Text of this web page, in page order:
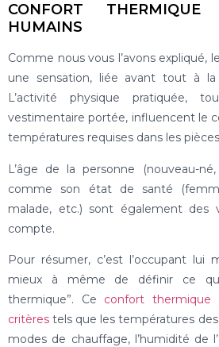
CONFORT
HUMAINS
Comme nous vous l’avons expliqué,
une sensation, liée avant tout à la
L’activité physique pratiquée,
vestimentaire portée, influencent le
températures requises dans les
L’âge de la personne (nouveau-
comme son état de santé
malade, etc.) sont également des
compte.
Pour résumer, c’est l’occupant
mieux à même de définir ce
thermique”. Ce confort thermique
critères tels que les températures
modes de chauffage, l’humidité de